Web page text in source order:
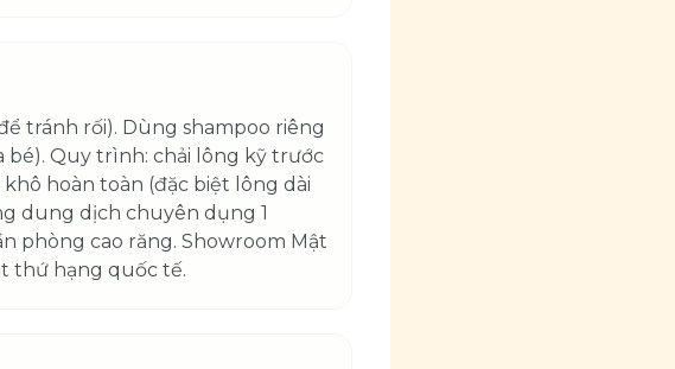
tránh rối). Dùng shampoo riêng
bé). Quy trình: chải lông kỹ trước
hoàn toàn (đặc biệt lông dài
dung dịch chuyên dụng 1
phòng cao răng. Showroom Mật
thứ hạng quốc tế.